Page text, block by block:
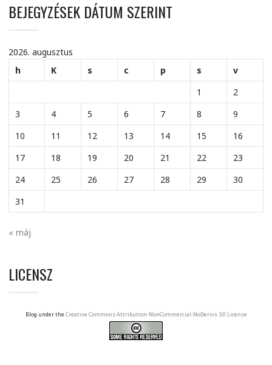
BEJEGYZÉSEK DÁTUM SZERINT
2026. augusztus
h
K s c p s
v
1
2
3
4 5 6 7 8
9
10
11 12 13 14 15
16
17
18 19 20 21 22
23
24
25 26 27 28 29
30
31
« máj
LICENSZ
Blog under the Creative Commons Attribution-NonCommercial-NoDerivs 3.0 License